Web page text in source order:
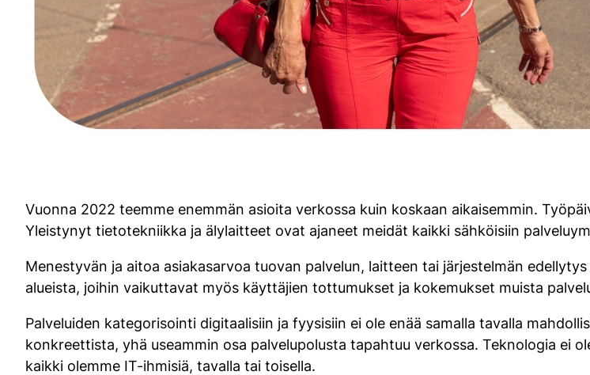
Vuonna 2022 teemme enemmän asioita verkossa kuin koskaan aikaisemmin.
Yleistynyt tietotekniikka ja älylaitteet ovat ajaneet meidät kaikki sähköisiin
Menestyvän ja aitoa asiakasarvoa tuovan palvelun, laitteen tai järjestelmän
alueista, joihin vaikuttavat myös käyttäjien tottumukset ja kokemukset muista
Palveluiden kategorisointi digitaalisiin ja fyysisiin ei ole enää samalla tavalla
konkreettista, yhä useammin osa palvelupolusta tapahtuu verkossa. Teknologia ei
kaikki olemme IT-ihmisiä, tavalla tai toisella.